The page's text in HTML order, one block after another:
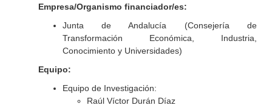
Empresa/Organismo financiador/es:
Junta de Andalucía (Consejería de
Transformación Económica, Industria,
Conocimiento y Universidades)
Equipo:
Equipo de Investigación:
Raúl Víctor Durán Díaz